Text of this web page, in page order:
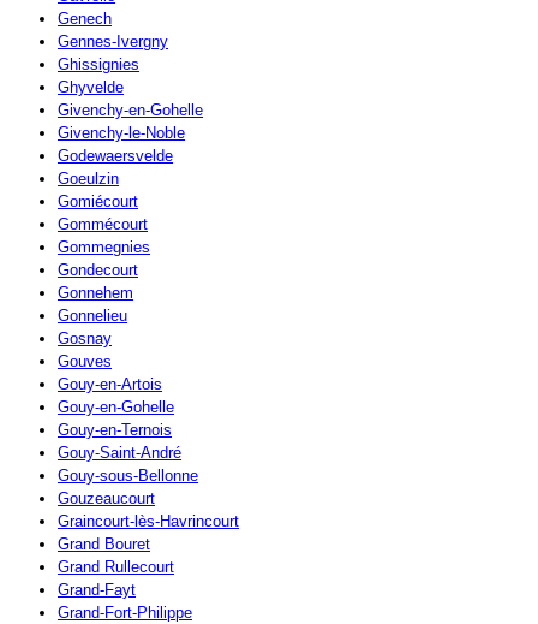
Genech
Gennes-Ivergny
Ghissignies
Ghyvelde
Givenchy-en-Gohelle
Givenchy-le-Noble
Godewaersvelde
Goeulzin
Gomiécourt
Gommécourt
Gommegnies
Gondecourt
Gonnehem
Gonnelieu
Gosnay
Gouves
Gouy-en-Artois
Gouy-en-Gohelle
Gouy-en-Ternois
Gouy-Saint-André
Gouy-sous-Bellonne
Gouzeaucourt
Graincourt-lès-Havrincourt
Grand Bouret
Grand Rullecourt
Grand-Fayt
Grand-Fort-Philippe